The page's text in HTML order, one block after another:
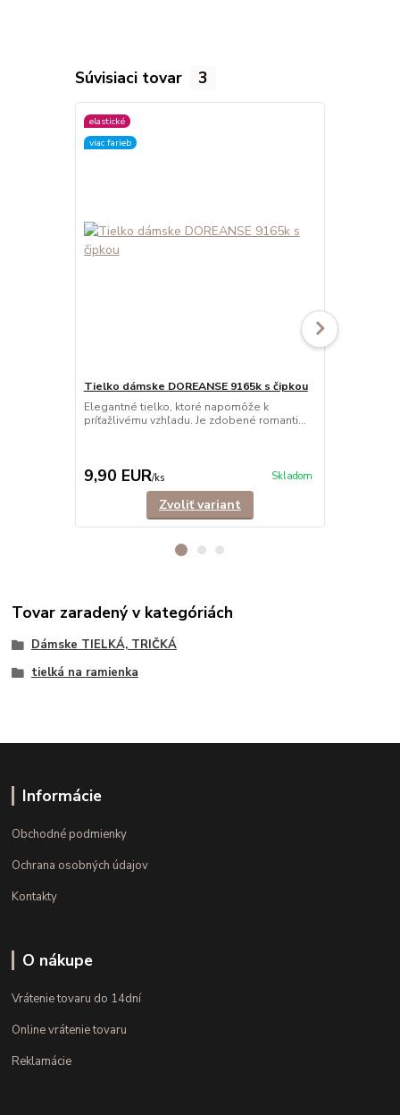
Súvisiaci tovar 3
elastické
viac farieb
Tielko dámske DOREANSE 9165k s čipkou
Elegantné tielko, ktoré napomôže k
príťažlivému vzhľadu. Je zdobené romanti...
9,90 EUR/ks Skladom
Zvoliť variant
Tovar zaradený v kategóriách
Dámske TIELKÁ, TRIČKÁ
tielká na ramienka
Informácie
Obchodné podmienky
Ochrana osobných údajov
Kontakty
O nákupe
Vrátenie tovaru do 14dní
Online vrátenie tovaru
Reklamácie